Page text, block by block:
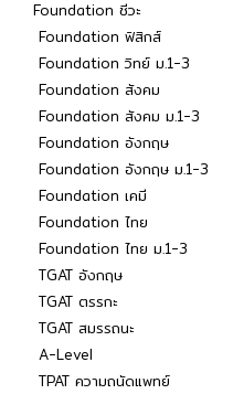
Foundation ชีวะ
Foundation ฟิสิกส์
Foundation วิทย์ ม.1-3
Foundation สังคม
Foundation สังคม ม.1-3
Foundation อังกฤษ
Foundation อังกฤษ ม.1-3
Foundation เคมี
Foundation ไทย
Foundation ไทย ม.1-3
TGAT อังกฤษ
TGAT ตรรกะ
TGAT สมรรถนะ
A-Level
TPAT ความถนัดแพทย์